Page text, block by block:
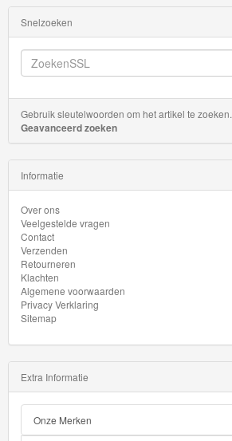
Startsets
Snelzoeken
Gebruik sleutelwoorden om het artikel te zoeken.
Geavanceerd zoeken
Informatie
Over ons
Veelgestelde vragen
Contact
Verzenden
Retourneren
Klachten
Algemene voorwaarden
Privacy Verklaring
Sitemap
Extra Informatie
Onze Merken